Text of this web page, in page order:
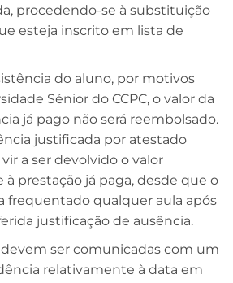
procedendo-se à substituição
esteja inscrito em lista de
do aluno, por motivos
Sénior do CCPC, o valor da
já pago não será reembolsado.
justificada por atestado
a ser devolvido o valor
prestação já paga, desde que o
frequentado qualquer aula após
justificação de ausência.
ser comunicadas com um
relativamente à data em